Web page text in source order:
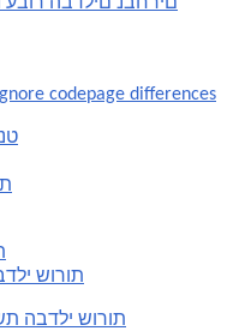
Ignore codepage differences
צביעת
הדגשת הבדלי